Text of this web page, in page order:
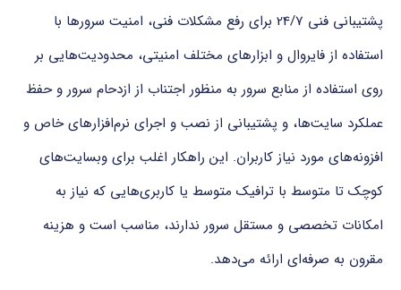
پشتیبانی فنی 24/7 برای رفع مشکلات فنی، امنیت سرورها با
استفاده از فایروال و ابزارهای مختلف امنیتی، محدودیت‌هایی بر
روی استفاده از منابع سرور به منظور اجتناب از ازدحام سرور و حفظ
عملکرد سایت‌ها، و پشتیبانی از نصب و اجرای نرم‌افزارهای خاص و
افزونه‌های مورد نیاز کاربران. این راهکار اغلب برای وبسایت‌های
کوچک تا متوسط با ترافیک متوسط ​​یا کاربری‌هایی که نیاز به
امکانات تخصصی و مستقل سرور ندارند، مناسب است و هزینه
مقرون به صرفه‌ای ارائه می‌دهد.